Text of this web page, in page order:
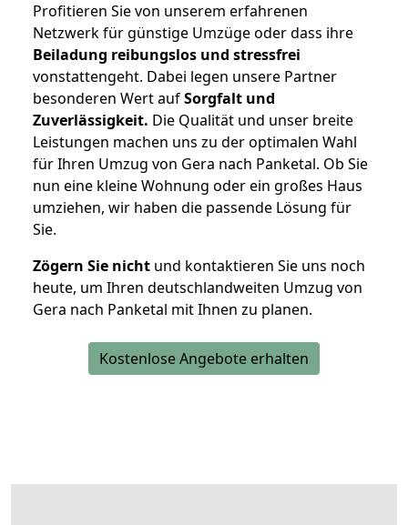
Profitieren Sie von unserem erfahrenen
Netzwerk für günstige Umzüge oder dass ihre
Beiladung reibungslos und stressfrei
vonstattengeht. Dabei legen unsere Partner
besonderen Wert aufSorgfalt und
Zuverlässigkeit. Die Qualität und unser breite
Leistungen machen uns zu der optimalen Wahl
für Ihren Umzug von Gera nach Panketal. Ob Sie
nun eine kleine Wohnung oder ein großes Haus
umziehen, wir haben die passende Lösung für
Sie.
Zögern Sie nicht und kontaktieren Sie uns noch
heute, um Ihren deutschlandweiten Umzug von
Gera nach Panketal mit Ihnen zu planen.
Kostenlose Angebote erhalten